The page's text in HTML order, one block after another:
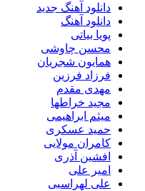
دانلود آهنگ جدید
دانلود آهنگ
پویا بیاتی
محسن چاوشی
همایون شجریان
فرزاد فرزین
مهدی مقدم
مجید خراطها
میثم ابراهیمی
حمید عسکری
کامران مولایی
افشین آذری
امیر علی
علی لهراسبی